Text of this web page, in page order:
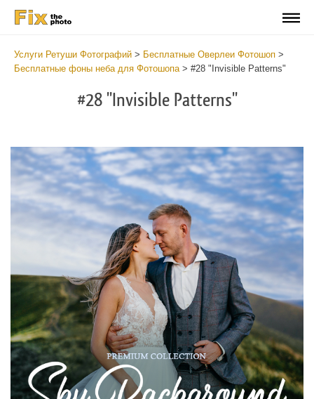
Услуги Ретуши Фотографий > Бесплатные Оверлеи Фотошоп >
Бесплатные фоны неба для Фотошопа> #28 "Invisible Patterns"
#28 "Invisible Patterns"
Выберите Вариант
Free Photoshop Overlay #28
Small 800*533px